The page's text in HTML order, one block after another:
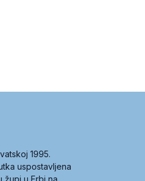
1995.
uspostavljena
župi u Erbi na